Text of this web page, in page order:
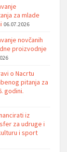
za mlade
06.07.2026
novčanih
proizvodnje
o Nacrtu
pitanja za
godini.
iz
za udruge i
i sport